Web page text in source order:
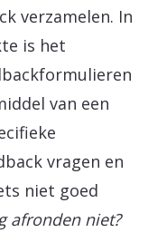
verzamelen. In
is het
van een
vragen en
niet goed
afronden niet?